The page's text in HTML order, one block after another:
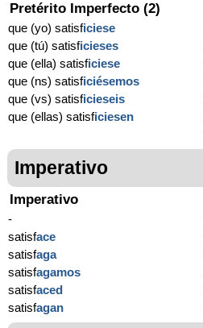
Pretérito Imperfecto (2)
que (yo) satisficiese
que (tú) satisficieses
que (ella) satisficiese
que (ns) satisficiésemos
que (vs) satisficieseis
que (ellas) satisficiesen
Imperativo
Imperativo
-
satisface
satisfaga
satisfagamos
satisfaced
satisfagan